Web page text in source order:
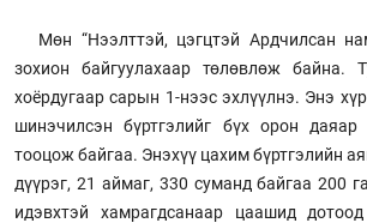
Мөн “Нээлттэй, цэгцтэй Ардчилсан
зохион байгуулахаар төлөвлөж байна.
хоёрдугаар сарын 1-нээс эхлүүлнэ. Энэ
шинэчилсэн бүртгэлийг бүх орон
тооцож байгаа. Энэхүү цахим бүртгэлийн
дүүрэг, 21 аймаг, 330 суманд байгаа 200
идэвхтэй хамрагдсанаар цаашид